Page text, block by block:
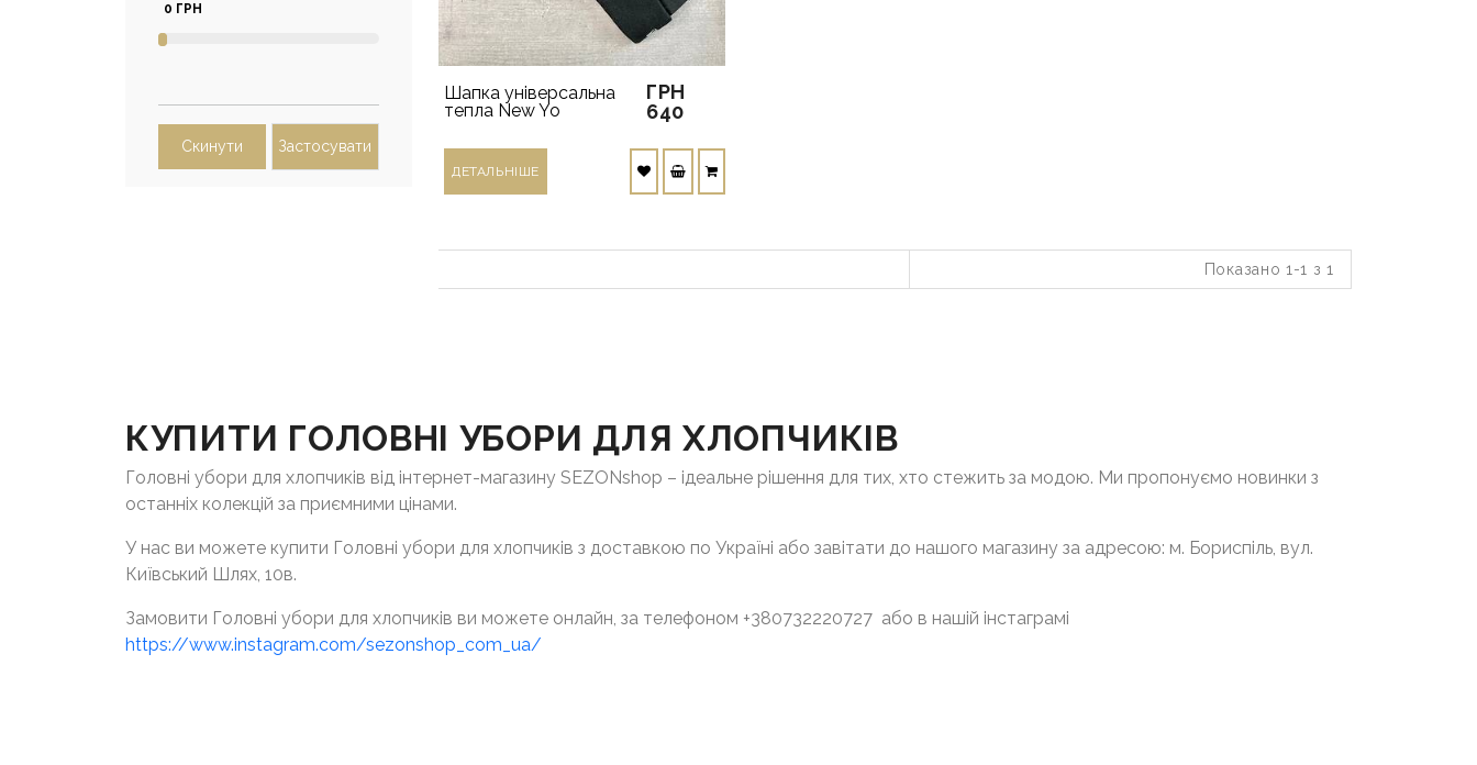
0 ГРН
Скинути Застосувати
Шапка універсальна
тепла New Yo
ГРН
640
ДЕТАЛЬНIШЕ
Показано 1-1 з 1
КУПИТИ ГОЛОВНІ УБОРИ ДЛЯ ХЛОПЧИКІВ
Головні убори для хлопчиків від інтернет-магазину SEZONshop – ідеальне рішення для тих, хто стежить за модою. Ми пропонуємо новинки з
останніх колекцій за приємними цінами.
У нас ви можете купити Головні убори для хлопчиків з доставкою по Україні або завітати до нашого магазину за адресою: м. Бориспіль, вул.
Київський Шлях, 10в.
Замовити Головні убори для хлопчиків ви можете онлайн, за телефоном +380732220727 або в нашій інстаграмі
https://www.instagram.com/sezonshop_com_ua/